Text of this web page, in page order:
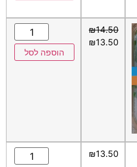
₪14.50
₪13.50
הוספה לסל
₪13.50